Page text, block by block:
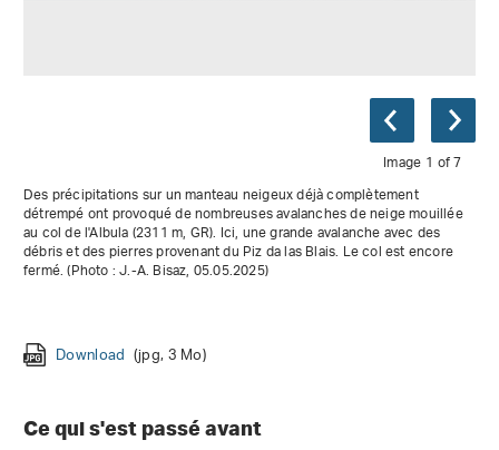
Image 1 of 7
Des précipitations sur un manteau neigeux déjà complètement
détrempé ont provoqué de nombreuses avalanches de neige mouillée
au col de l'Albula (2311 m, GR). Ici, une grande avalanche avec des
débris et des pierres provenant du Piz da las Blais. Le col est encore
fermé. (Photo : J.-A. Bisaz, 05.05.2025)
Download (jpg, 3 Mo)
Download (jpg, 5 Mo)
Download (jpg, 2 Mo)
Ce qui s'est passé avant